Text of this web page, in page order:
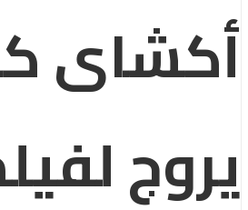
أكشاى
يروج